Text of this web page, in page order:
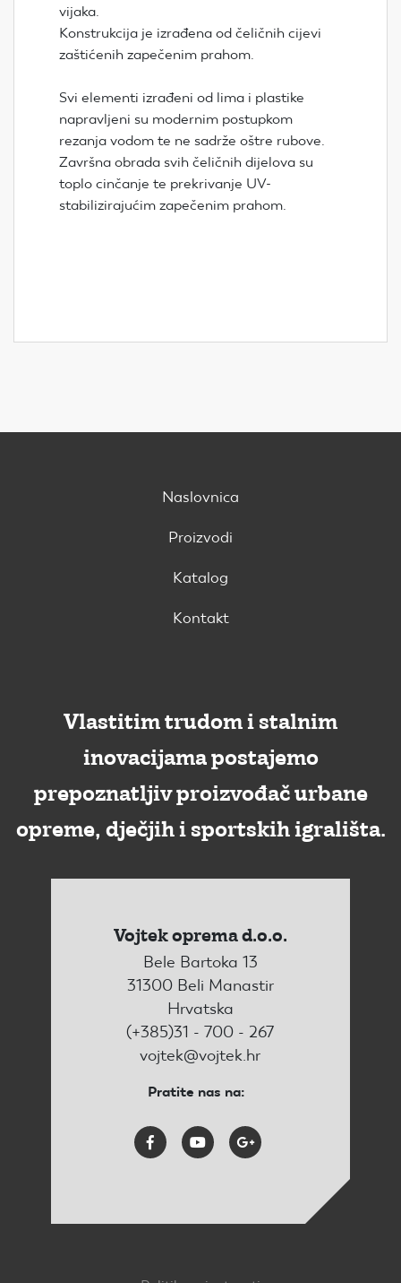
vijaka.
Konstrukcija je izrađena od čeličnih cijevi
zaštićenih zapečenim prahom.
Svi elementi izrađeni od lima i plastike
napravljeni su modernim postupkom
rezanja vodom te ne sadrže oštre rubove.
Završna obrada svih čeličnih dijelova su
toplo cinčanje te prekrivanje UV-
stabilizirajućim zapečenim prahom.
Naslovnica
Proizvodi
Katalog
Kontakt
Vlastitim trudom i stalnim
inovacijama postajemo
prepoznatljiv proizvođač urbane
opreme, dječjih i sportskih igrališta.
Vojtek oprema d.o.o.
Bele Bartoka 13
31300 Beli Manastir
Hrvatska
(+385)31 - 700 - 267
vojtek@vojtek.hr
Pratite nas na: